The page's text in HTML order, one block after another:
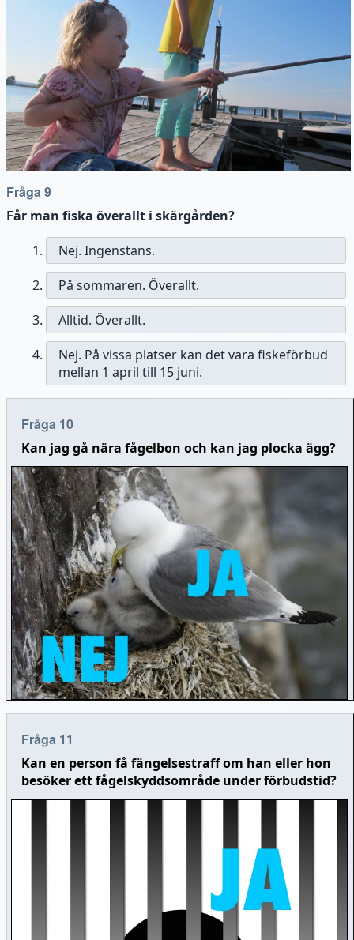
Fråga 9
Får man fiska överallt i skärgården?
Nej. Ingenstans.
På sommaren. Överallt.
Alltid. Överallt.
Nej. På vissa platser kan det vara fiskeförbud
mellan 1 april till 15 juni.
Fråga 10
Kan jag gå nära fågelbon och kan jag plocka ägg?
Fråga 11
Kan en person få fängelsestraff om han eller hon
besöker ett fågelskyddsområde under förbudstid?